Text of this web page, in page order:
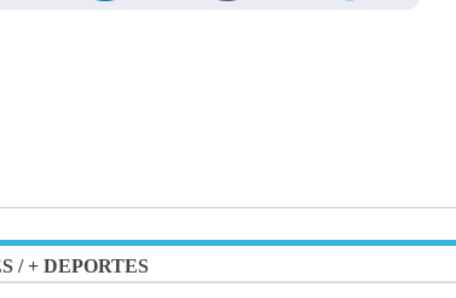
/+ DEPORTES